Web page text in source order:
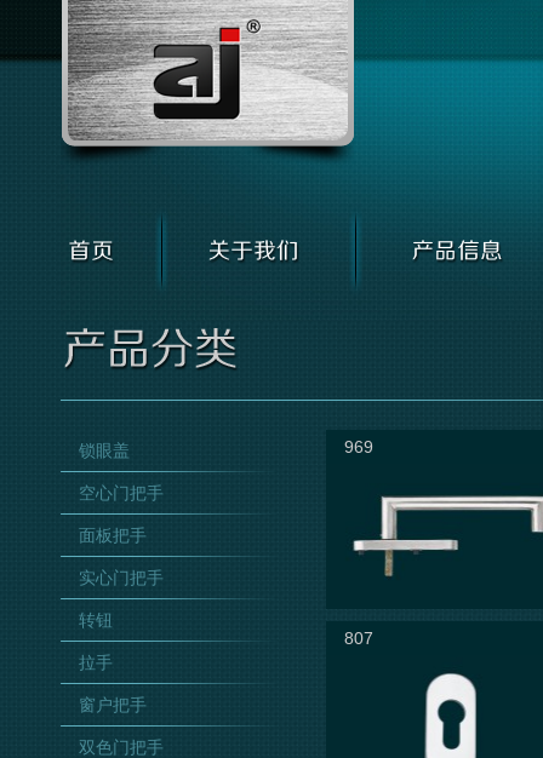
锁眼盖
空心门把手
面板把手
实心门把手
转钮
拉手
窗户把手
双色门把手
969
807